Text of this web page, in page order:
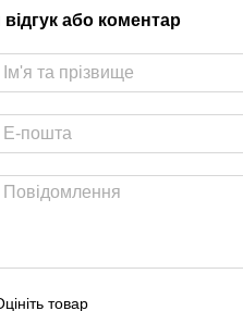
або коментар
товар